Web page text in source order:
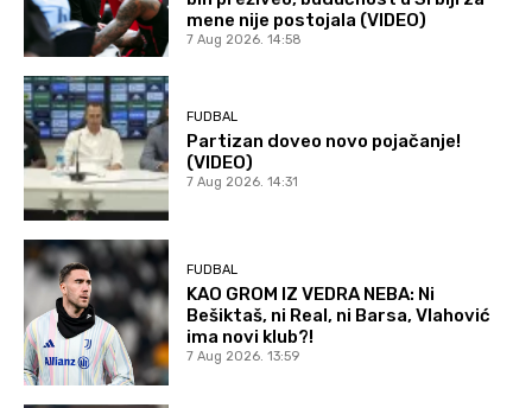
mene nije postojala (VIDEO)
7 Aug 2026. 14:58
FUDBAL
Partizan doveo novo pojačanje!
(VIDEO)
7 Aug 2026. 14:31
FUDBAL
KAO GROM IZ VEDRA NEBA: Ni
Bešiktaš, ni Real, ni Barsa, Vlahović
ima novi klub?!
7 Aug 2026. 13:59